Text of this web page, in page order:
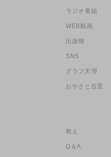
ラジオ番組
WEB動画
出版物
SNS
グラフ天理
おやさと百景
教え
Q＆A